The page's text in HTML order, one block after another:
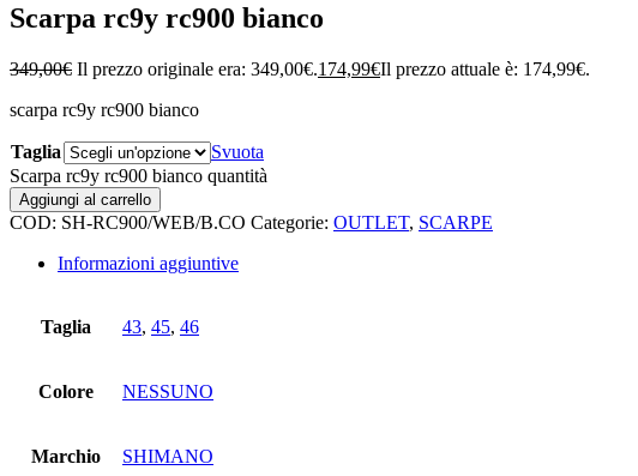
Scarpa rc9y rc900 bianco
349,00€ Il prezzo originale era: 349,00€.174,99€Il prezzo attuale è: 174,99€.
scarpa rc9y rc900 bianco
Taglia
Svuota
Scarpa rc9y rc900 bianco quantità
Aggiungi al carrello
COD: SH-RC900/WEB/B.CO Categorie: OUTLET, SCARPE
Informazioni aggiuntive
Taglia 43, 45, 46
Colore NESSUNO
Marchio SHIMANO